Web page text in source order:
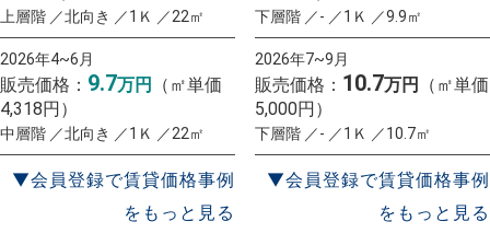
上層階 ／北向き ／1Ｋ ／22㎡
2026年4~6月
販売価格： 9.7万円
（㎡単価
4,318円）
中層階 ／北向き ／1Ｋ ／22㎡
▼会員登録で賃貸価格事例
をもっと見る
下層階 ／- ／1Ｋ ／9.9㎡
2026年7~9月
販売価格： 10.7万円
（㎡単価
5,000円）
下層階 ／- ／1Ｋ ／10.7㎡
▼会員登録で賃貸価格事例
をもっと見る